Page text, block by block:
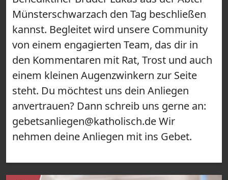
Münsterschwarzach den Tag beschließen
kannst. Begleitet wird unsere Community
von einem engagierten Team, das dir in
den Kommentaren mit Rat, Trost und auch
einem kleinen Augenzwinkern zur Seite
steht. Du möchtest uns dein Anliegen
anvertrauen? Dann schreib uns gerne an:
gebetsanliegen@katholisch.de Wir
nehmen deine Anliegen mit ins Gebet.